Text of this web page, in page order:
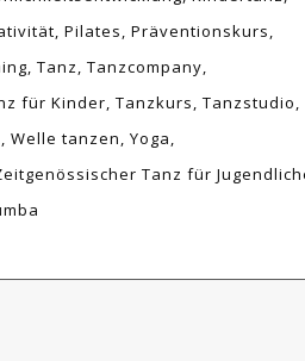
Pilates Präventionskurs
Tanz Tanzcompany
für Kinder Tanzkurs Tanzstudio
Welle tanzen Yoga
Tanz für